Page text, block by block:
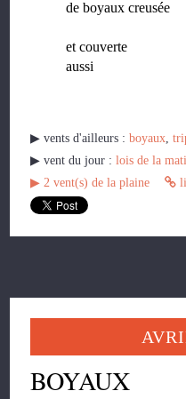
de boyaux creusée
et couverte
aussi
▶︎ vents d'ailleurs :boyaux,
▶︎ vent du jour :lois de la
▶︎ 2 vent(s) de la plaine
BOYAUX